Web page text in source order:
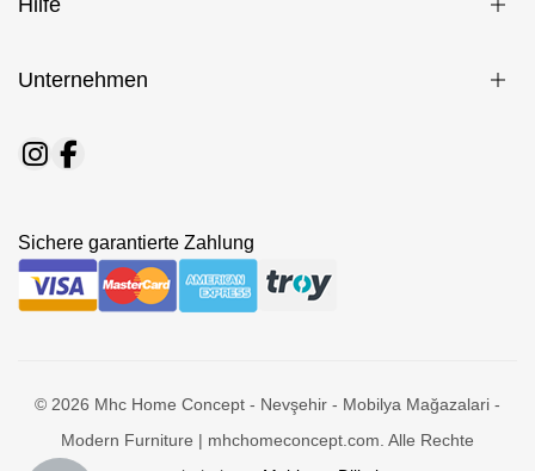
Hilfe
Unternehmen
Sichere garantierte Zahlung
© 2026 Mhc Home Concept - Nevşehir - Mobilya Mağazalari -
Modern Furniture | mhchomeconcept.com. Alle Rechte